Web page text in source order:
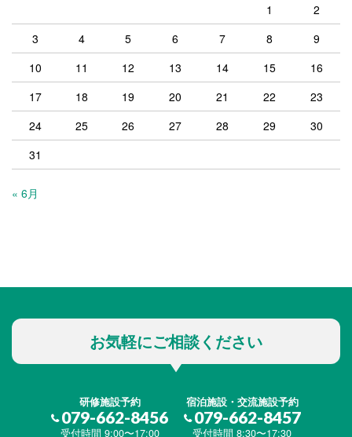
1
2
3
4 5 6 7 8
9
10
11 12 13 14 15
16
17
18 19 20 21 22
23
24
25 26 27 28 29
30
31
« 6月
お気軽にご相談ください
研修施設予約
079-662-8456
受付時間 9:00〜17:00
宿泊施設・交流施設予約
079-662-8457
受付時間 8:30〜17:30